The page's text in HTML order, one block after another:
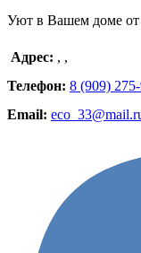
Уют в Вашем доме
Адрес: , ,
Телефон: 8 (909)
Email: